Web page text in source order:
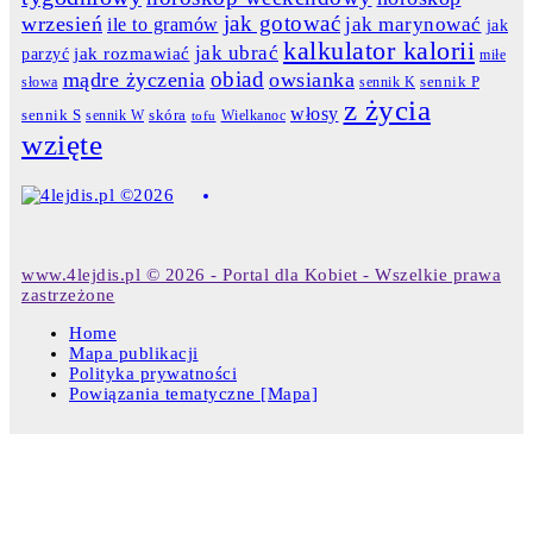
wrzesień ile to gramów jak gotować jak marynować jak
parzyć jak rozmawiać jak ubrać kalkulator kalorii miłe
słowa mądre życzenia obiad owsianka sennik K sennik P
sennik S sennik W skóra tofu Wielkanoc włosy z życia
wzięte
www.4lejdis.pl © 2026 - Portal dla Kobiet - Wszelkie prawa
zastrzeżone
Home
Mapa publikacji
Polityka prywatności
Powiązania tematyczne [Mapa]